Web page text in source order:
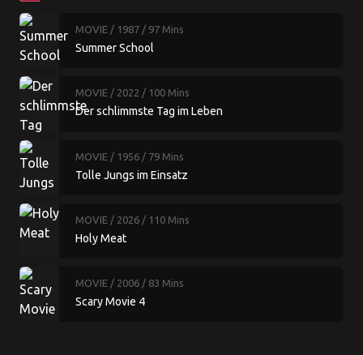
MOVIE / 1987 / 97 Mins
Summer School
MOVIE / 2022 / 100 Mins
Der schlimmste Tag im Leben
MOVIE / 1956 / 79 Mins
Tolle Jungs im Einsatz
MOVIE / 2026 / 110 Mins
Holy Meat
MOVIE / 2006 / 83 Mins
Scary Movie 4